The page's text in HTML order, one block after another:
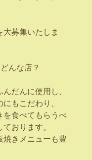
募集いたしま
んな店？
だんに使用し、
もこだわり、
を食べてもらうべ
おります。
焼きメニューも豊